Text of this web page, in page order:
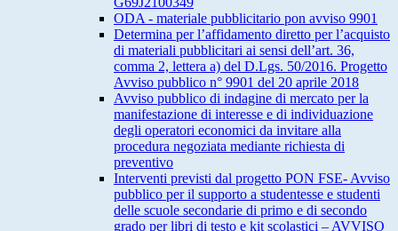
ODA - materiale pubblicitario pon avviso 9901
Determina per l’affidamento diretto per l’acquisto
di materiali pubblicitari ai sensi dell’art. 36,
comma 2, lettera a) del D.Lgs. 50/2016. Progetto
Avviso pubblico n° 9901 del 20 aprile 2018
Avviso pubblico di indagine di mercato per la
manifestazione di interesse e di individuazione
degli operatori economici da invitare alla
procedura negoziata mediante richiesta di
preventivo
Interventi previsti dal progetto PON FSE- Avviso
pubblico per il supporto a studentesse e studenti
delle scuole secondarie di primo e di secondo
grado per libri di testo e kit scolastici – AVVISO